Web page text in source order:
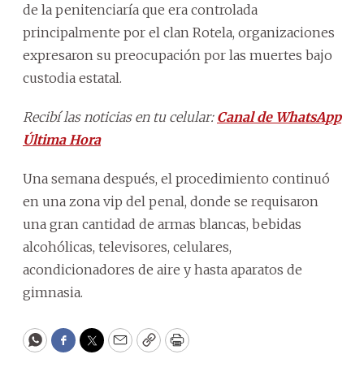
de la penitenciaría que era controlada
principalmente por el clan Rotela, organizaciones
expresaron su preocupación por las muertes bajo
custodia estatal.
Recibí las noticias en tu celular: Canal de WhatsApp
Última Hora
Una semana después, el procedimiento continuó
en una zona vip del penal, donde se requisaron
una gran cantidad de armas blancas, bebidas
alcohólicas, televisores, celulares,
acondicionadores de aire y hasta aparatos de
gimnasia.
WhatsApp
Facebook
Twitter
EmailCopyPrint